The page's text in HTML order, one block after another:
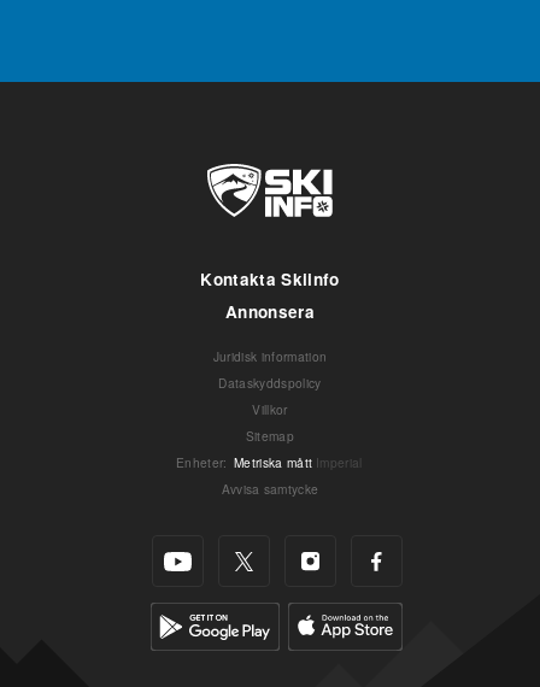
Kontakta Skiinfo
Annonsera
Juridisk information
Dataskyddspolicy
Villkor
Sitemap
Enheter: Metriska mått Imperial
Avvisa samtycke